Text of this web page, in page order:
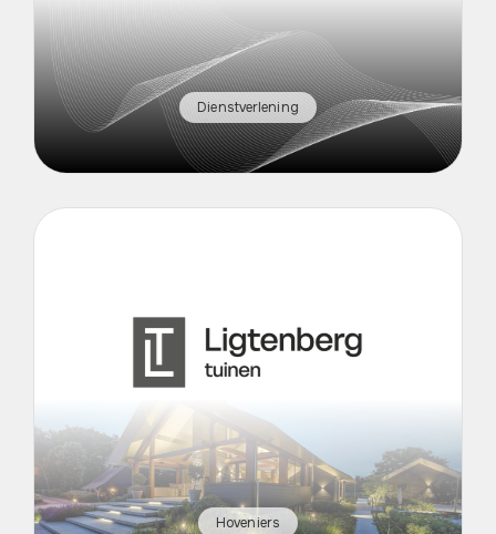
Dienstverlening
Hoveniers